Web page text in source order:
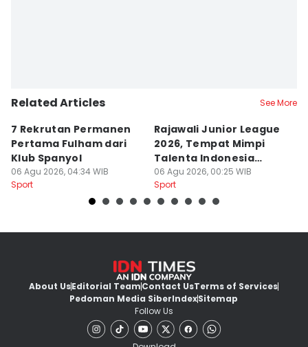
Related Articles See More
7 Rekrutan Permanen
Pertama Fulham dari
Klub Spanyol
06 Agu 2026, 04:34 WIB
Sport
Rajawali Junior League
2026, Tempat Mimpi
Talenta Indonesia
Dimulai
06 Agu 2026, 00:25 WIB
Sport
About UsEditorial TeamContact UsTerms of Services
Pedoman Media SiberIndexSitemap
Follow Us